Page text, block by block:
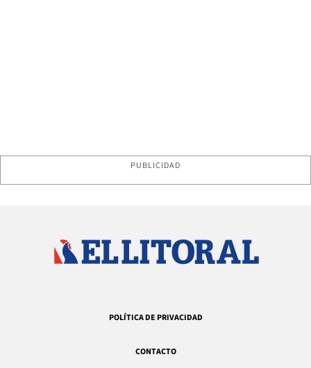
PUBLICIDAD
POLÍTICA DE PRIVACIDAD
CONTACTO